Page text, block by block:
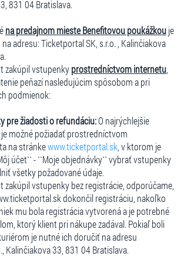
831 04 Bratislava.
na predajnom mieste Benefitovou poukážkouje
adresu: Ticketportal SK, s.r.o. , Kalinčiakova
zakúpil vstupenkyprostredníctvom internetu
peňazí nasledujúcim spôsobom a pri
podmienok:
pre žiadosti o refundáciu:O najrýchlejšie
možné požiadať prostredníctvom
na stránkewww.ticketportal.sk , v ktorom je
účet`` - ``Moje objednávky`` vybrať vstupenky
všetky požadované údaje.
zakúpil vstupenky bez registrácie, odporúčame,
dokončil registráciu, nakoľko
mu bola registrácia vytvorená a je potrebné
ktorý klient pri nákupe zadával. Pokiaľ boli
je nutné ich doručiť na adresu
Kalinčiakova 33, 831 04 Bratislava.